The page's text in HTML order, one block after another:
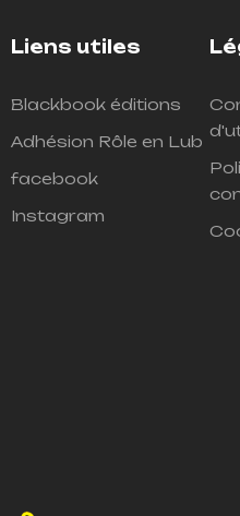
Liens utiles
Blackbook éditions
Adhésion Rôle en Lub
facebook
Instagram